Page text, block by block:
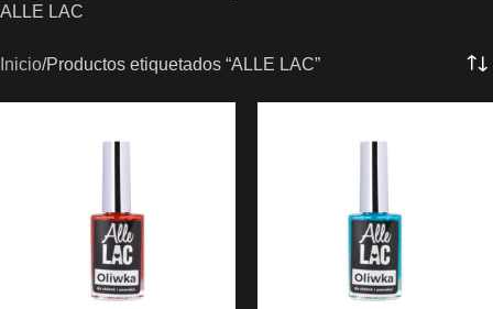
ALLE LAC
Inicio Productos etiquetados “ALLE LAC”